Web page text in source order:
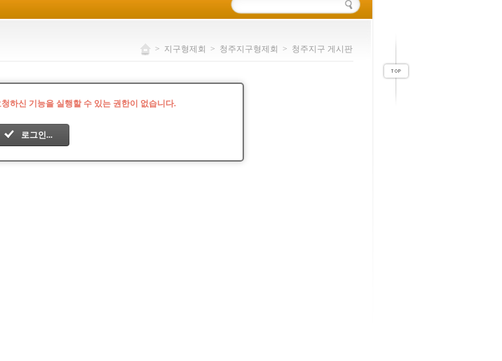
> 지구형제회 > 청주지구형제회 > 청주지구 게시판
청하신 기능을 실행할 수 있는 권한이 없습니다.
로그인...